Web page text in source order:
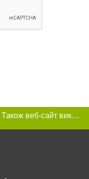
Цей сайт використовує «cookies». Також веб-сайт використовує інтернет-сервіс для збору технічних даних стосовно відвідувачів з метою отримання маркетингової та статистичної інформації. Умови обробки даних відвідувачів сайту див.